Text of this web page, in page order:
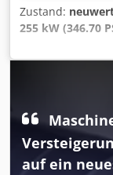
Zustand:
255 kW (346.70
Viele Extras
auf ein